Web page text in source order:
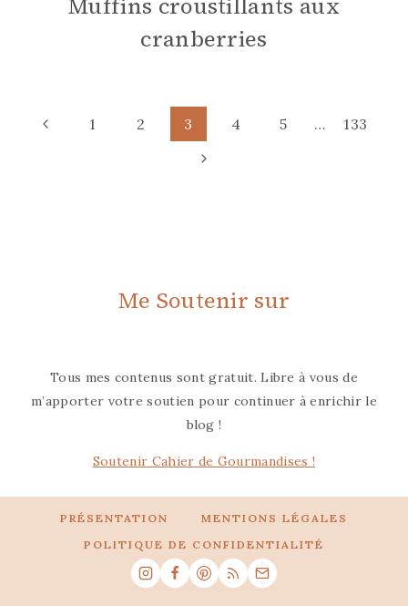
cranberries
Page
Previous1 2 3 4 5 …
133
Next
Me Soutenir sur
Tous mes contenus sont gratuit. Libre à vous de
Soutenir Cahier de Gourmandises !